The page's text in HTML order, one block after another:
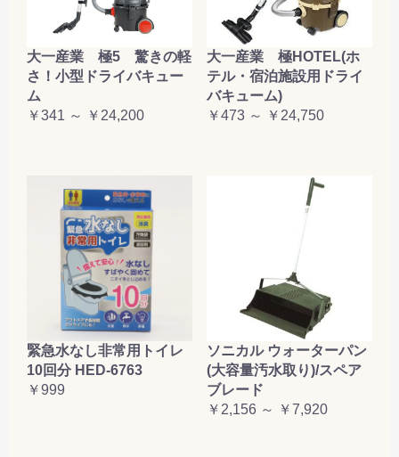
大一産業 極5 驚きの軽
さ！小型ドライバキュー
ム
￥341 ～ ￥24,200
大一産業 極HOTEL(ホ
テル・宿泊施設用ドライ
バキューム)
￥473 ～ ￥24,750
緊急水なし非常用トイレ
10回分 HED-6763
￥999
ソニカル ウォーターパン
(大容量汚水取り)/スペア
ブレード
￥2,156 ～ ￥7,920